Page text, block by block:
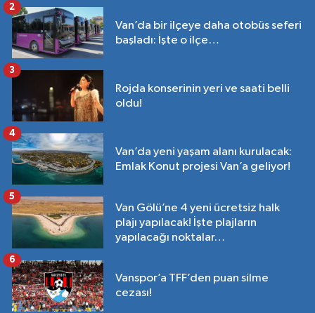
Van’da bir ilçeye daha otobüs seferi
başladı: İşte o ilçe…
2
Rojda konserinin yeri ve saati belli
oldu!
3
Van’da yeni yaşam alanı kurulacak:
Emlak Konut projesi Van’a geliyor!
4
Van Gölü’ne 4 yeni ücretsiz halk
plajı yapılacak! İşte plajların
yapılacağı noktalar…
5
Vanspor’a TFF’den puan silme
cezası!
6